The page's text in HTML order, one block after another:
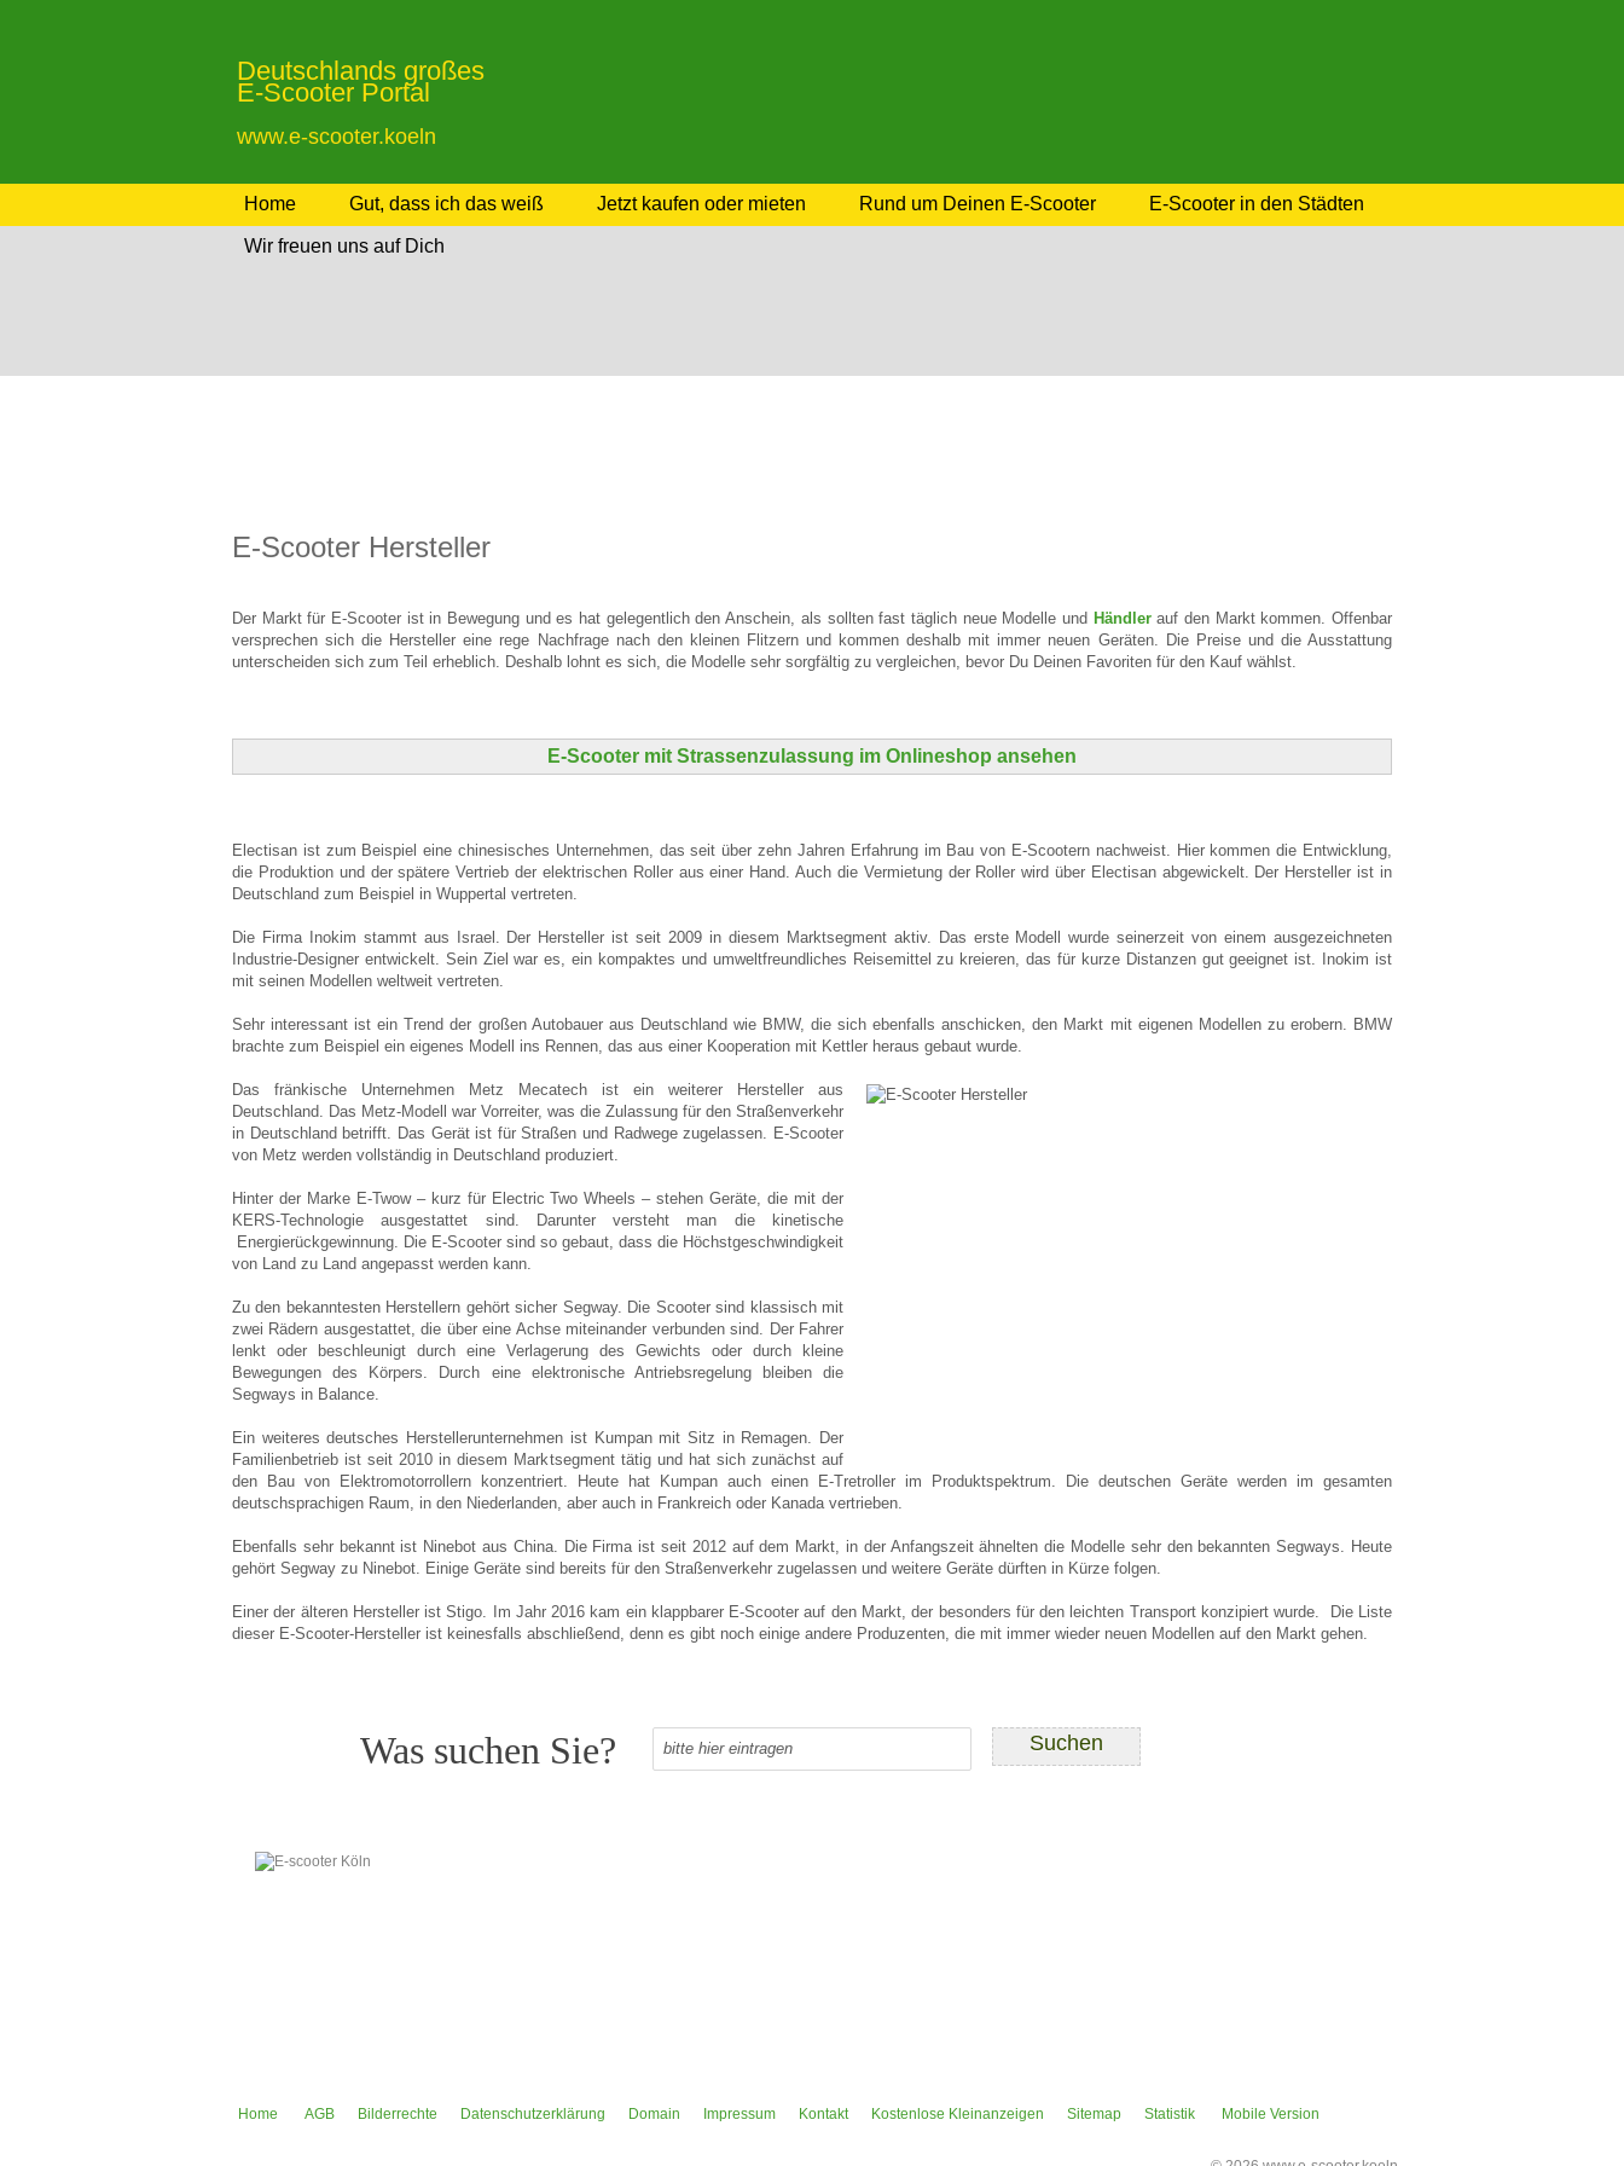
Deutschlands großes
E-Scooter Portal
www.e-scooter.koeln
Home Gut, dass ich das weiß Jetzt kaufen oder mieten Rund um Deinen E-Scooter E-Scooter in den Städten
Wir freuen uns auf Dich
E-Scooter Hersteller
Der Markt für E-Scooter ist in Bewegung und es hat gelegentlich den Anschein, als sollten fast täglich neue Modelle und Händlerauf den Markt kommen. Offenbar
versprechen sich die Hersteller eine rege Nachfrage nach den kleinen Flitzern und kommen deshalb mit immer neuen Geräten. Die Preise und die Ausstattung
unterscheiden sich zum Teil erheblich. Deshalb lohnt es sich, die Modelle sehr sorgfältig zu vergleichen, bevor Du Deinen Favoriten für den Kauf wählst.
E-Scooter mit Strassenzulassung im Onlineshop ansehen
Electisan ist zum Beispiel eine chinesisches Unternehmen, das seit über zehn Jahren Erfahrung im Bau von E-Scootern nachweist. Hier kommen die Entwicklung,
die Produktion und der spätere Vertrieb der elektrischen Roller aus einer Hand. Auch die Vermietung der Roller wird über Electisan abgewickelt. Der Hersteller ist in
Deutschland zum Beispiel in Wuppertal vertreten.
Die Firma Inokim stammt aus Israel. Der Hersteller ist seit 2009 in diesem Marktsegment aktiv. Das erste Modell wurde seinerzeit von einem ausgezeichneten
Industrie-Designer entwickelt. Sein Ziel war es, ein kompaktes und umweltfreundliches Reisemittel zu kreieren, das für kurze Distanzen gut geeignet ist. Inokim ist
mit seinen Modellen weltweit vertreten.
Sehr interessant ist ein Trend der großen Autobauer aus Deutschland wie BMW, die sich ebenfalls anschicken, den Markt mit eigenen Modellen zu erobern. BMW
brachte zum Beispiel ein eigenes Modell ins Rennen, das aus einer Kooperation mit Kettler heraus gebaut wurde.
Das fränkische Unternehmen Metz Mecatech ist ein weiterer Hersteller aus
Deutschland. Das Metz-Modell war Vorreiter, was die Zulassung für den Straßenverkehr
in Deutschland betrifft. Das Gerät ist für Straßen und Radwege zugelassen. E-Scooter
von Metz werden vollständig in Deutschland produziert.
Hinter der Marke E-Twow – kurz für Electric Two Wheels – stehen Geräte, die mit der
KERS-Technologie ausgestattet sind. Darunter versteht man die kinetische
Energierückgewinnung. Die E-Scooter sind so gebaut, dass die Höchstgeschwindigkeit
von Land zu Land angepasst werden kann.
Zu den bekanntesten Herstellern gehört sicher Segway. Die Scooter sind klassisch mit
zwei Rädern ausgestattet, die über eine Achse miteinander verbunden sind. Der Fahrer
lenkt oder beschleunigt durch eine Verlagerung des Gewichts oder durch kleine
Bewegungen des Körpers. Durch eine elektronische Antriebsregelung bleiben die
Segways in Balance.
Ein weiteres deutsches Herstellerunternehmen ist Kumpan mit Sitz in Remagen. Der
Familienbetrieb ist seit 2010 in diesem Marktsegment tätig und hat sich zunächst auf
den Bau von Elektromotorrollern konzentriert. Heute hat Kumpan auch einen E-Tretroller im Produktspektrum. Die deutschen Geräte werden im gesamten
deutschsprachigen Raum, in den Niederlanden, aber auch in Frankreich oder Kanada vertrieben.
Ebenfalls sehr bekannt ist Ninebot aus China. Die Firma ist seit 2012 auf dem Markt, in der Anfangszeit ähnelten die Modelle sehr den bekannten Segways. Heute
gehört Segway zu Ninebot. Einige Geräte sind bereits für den Straßenverkehr zugelassen und weitere Geräte dürften in Kürze folgen.
Einer der älteren Hersteller ist Stigo. Im Jahr 2016 kam ein klappbarer E-Scooter auf den Markt, der besonders für den leichten Transport konzipiert wurde. Die Liste
dieser E-Scooter-Hersteller ist keinesfalls abschließend, denn es gibt noch einige andere Produzenten, die mit immer wieder neuen Modellen auf den Markt gehen.
Was suchen Sie?
Home AGB Bilderrechte Datenschutzerklärung Domain Impressum Kontakt Kostenlose Kleinanzeigen Sitemap Statistik Mobile Version